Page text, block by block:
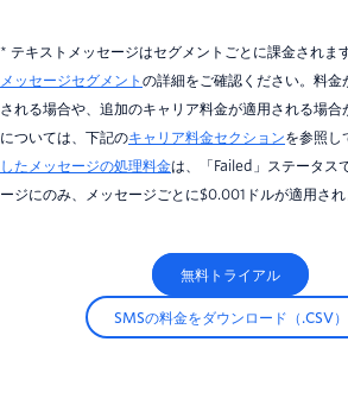
* テキストメッセージはセグメントごとに課金されます
メッセージセグメント の詳細をご確認ください。料金
される場合や、追加のキャリア料金が適用される場合
については、下記のキャリア料金セクションを参照し
したメッセージの処理料金は、「Failed」ステータス
ージにのみ、メッセージごとに$0.001ドルが適用され
無料トライアル
SMSの料金をダウンロード（.CSV）